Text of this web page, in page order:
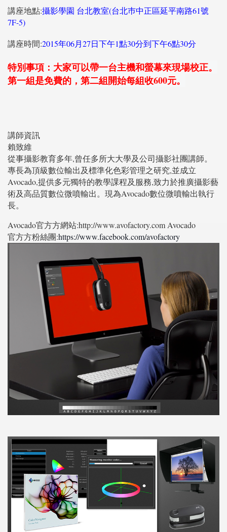
講座地點:攝影學園 台北教室(台北巿中正區延平南路61號
7F-5)
講座時間:2015年06月27日下午1點30分到下午6點30分
特別事項：大家可以帶一台主機和螢幕來現場校正。
第一組是免費的，第二組開始每組收600元。
講師資訊
賴致維
從事攝影教育多年,曾任多所⼤大學及公司攝影社團講師。
專長為頂級數位輸出及標準化色彩管理之研究,並成立
Avocado,提供多元獨特的教學課程及服務,致力於推廣攝影藝
術及⾼品質數位微噴輸出。現為Avocado數位微噴輸出執行
長。
Avocado官⽅方網站:http://www.avofactory.com Avocado
官⽅方粉絲團:https://www.facebook.com/avofactory